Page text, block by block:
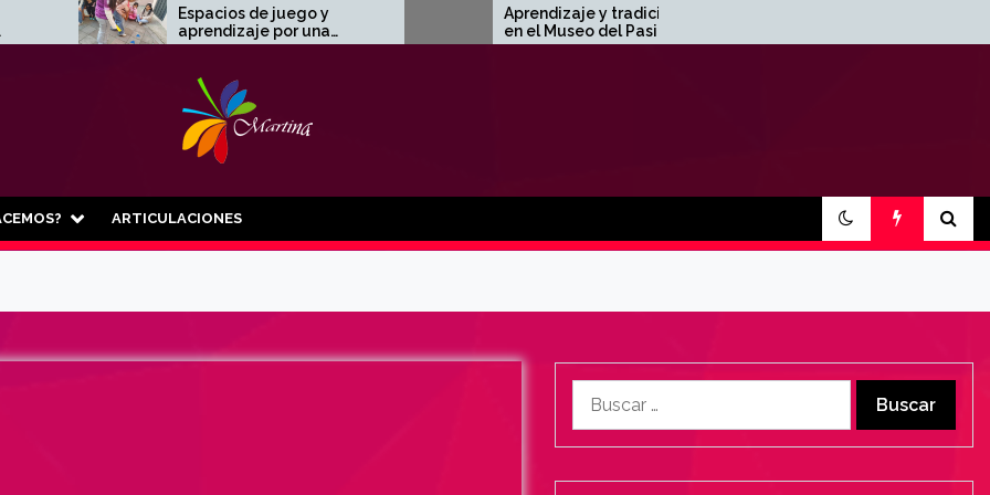
Espacios de juego y
aprendizaje por una
infancia libre de trabajo
Aprendizaje y tradición
en el Museo del Pasillo 🏛️
🎸
la DSIK 💼
ARTICULACIONES